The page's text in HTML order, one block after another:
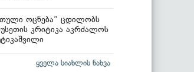
ოცნება“ ცდილობს
კრიტიკა აკრძალოს
ყველა სიახლის ნახვა